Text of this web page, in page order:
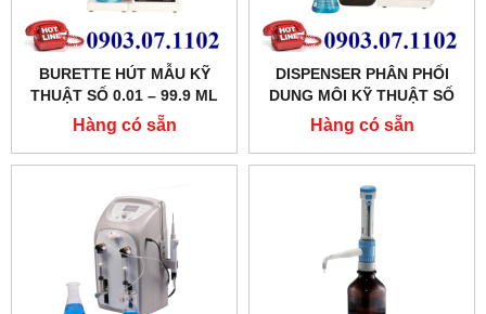
BURETTE HÚT MẪU KỸ
THUẬT SỐ 0.01 – 99.9 ML
DTRITE HÃNG DLAB
Hàng có sẵn
DISPENSER PHÂN PHỐI
DUNG MÔI KỸ THUẬT SỐ
0.01 – 99.9 ML, DFLOW
DLAB
Hàng có sẵn